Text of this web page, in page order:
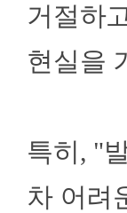
거절하
현실을
특히, "
차 어려